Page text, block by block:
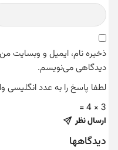
دیدگاهها
ذخیره نام، ایمیل و وبسایت من
دیدگاهی می‌نویسم.
لطفا پاسخ را به عدد انگلیسی
3 × 4 =
ارسال نظر